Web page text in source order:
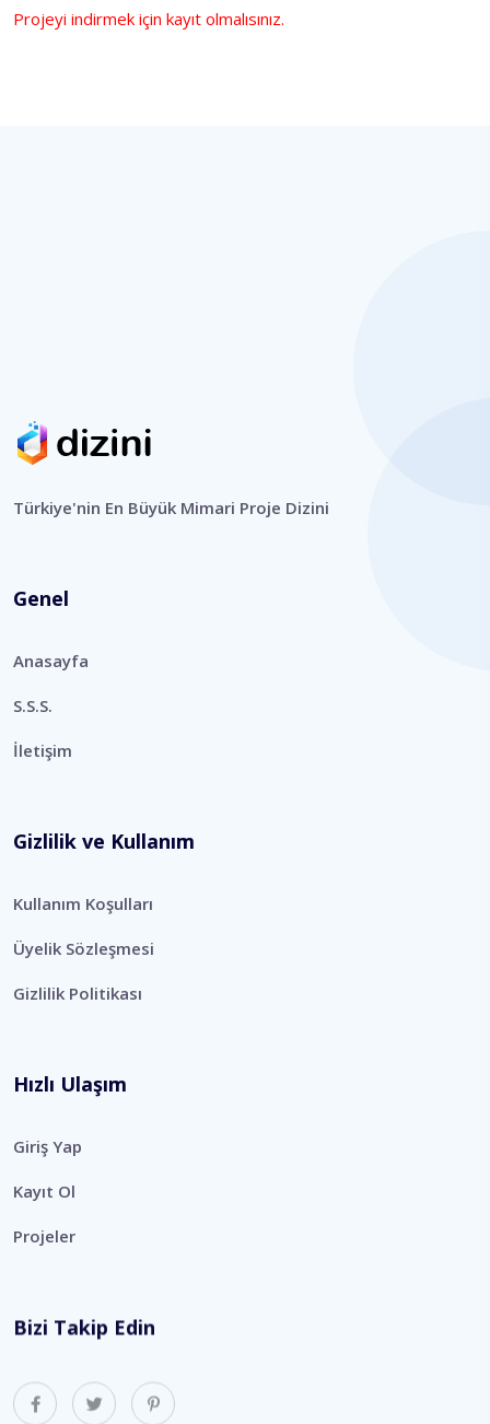
Projeyi indirmek için kayıt olmalısınız.
Türkiye'nin En Büyük Mimari Proje Dizini
Genel
Anasayfa
S.S.S.
İletişim
Gizlilik ve Kullanım
Kullanım Koşulları
Üyelik Sözleşmesi
Gizlilik Politikası
Hızlı Ulaşım
Giriş Yap
Kayıt Ol
Projeler
Bizi Takip Edin